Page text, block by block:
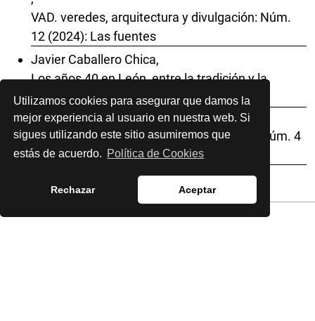
Utilizamos cookies para asegurar que damos la
mejor experiencia al usuario en nuestra web. Si
sigues utilizando este sitio asumiremos que
estás de acuerdo. Política de Cookies
Rechazar Aceptar
VAD. veredes, arquitectura y divulgación: Núm.
12 (2024): Las fuentes
Javier Caballero Chica,
Los años 40 en León, entre la tradición y la
modernidad
,
VAD. veredes, arquitectura y divulgación: Núm. 4
(2020): Los secundarios